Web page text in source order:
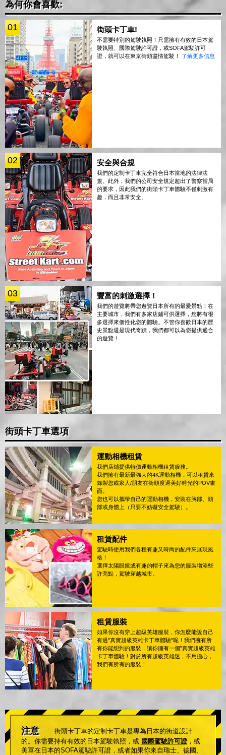
為何你會喜歡:
01 街頭卡丁車!
不需要特別的駕駛執照！只需擁有有效的日本駕
駛執照、國際駕駛許可證，或SOFA駕駛許可
證，就可以在東京街頭盡情駕駛！ 了解更多信息
02 安全與合規
我們的定制卡丁車完全符合日本當地的法律法
規。此外，我們的公司安全規定超出了警察當局
的要求，因此我們的街頭卡丁車體驗不僅刺激有
趣，而且非常安全。
03 豐富的刺激選擇！
我們的遊覽將帶您遊覽日本所有的最愛景點！在
主要城市，我們有多家店鋪可供選擇，您將有很
多選擇來個性化您的體驗。不管你喜歡日本的歷
史景點還是現代奇蹟，我們都可以為您提供適合
的遊覽！
街頭卡丁車選項
運動相機租賃
我們店鋪提供特價運動相機租賃服務。
我們擁有最新最強大的4K運動相機，可以租賃來
錄製您或家人/朋友在街頭度過美好時光的POV畫
面。
您也可以攜帶自己的運動相機，安裝在胸部、頭
部或身體上（只要不妨礙安全駕駛）。
租賃配件
駕駛時使用我們各種有趣又時尚的配件來展現風
格！
選擇太陽眼鏡或有趣的帽子來為您的服裝增添些
許亮點，駕駛穿越城市。
租賃服裝
如果你沒有穿上超級英雄服裝，你怎麼能說自己
有過"真實超級英雄卡丁車體驗"呢！我們擁有所
有你能想到的服裝，讓你擁有一個"真實超級英雄
卡丁車體驗！對於所有超級英雄迷，不用擔心，
我們有所有的服裝！
注意
街頭卡丁車的定制卡丁車是專為日本的街道設計
的。你需要持有有效的日本駕駛執照，或 國際駕駛許可證，或
美軍在日本的SOFA駕駛許可證，或者如果你來自瑞士、德國、